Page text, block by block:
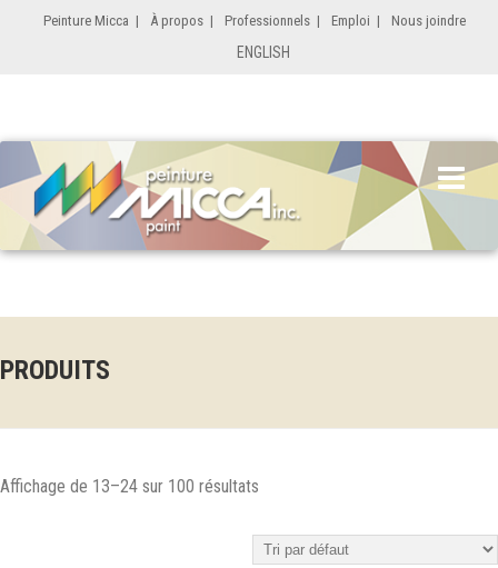
Peinture Micca | À propos | Professionnels | Emploi | Nous joindre
ENGLISH
PRODUITS
Affichage de 13–24 sur 100 résultats